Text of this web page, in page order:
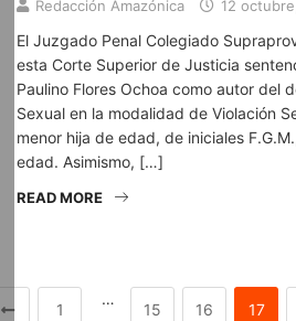
Redacción Amazónica 12
El Juzgado Penal Colegiado
esta Corte Superior de Justicia
Paulino Flores Ochoa como autor del
Sexual en la modalidad de Violación
menor hija de edad, de iniciales
edad. Asimismo, […]
READ MORE
1
…
15 16 17